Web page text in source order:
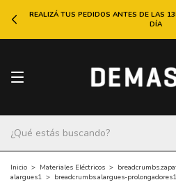
REALIZÁ TUS PEDIDOS ANTES DE LAS
DÍA
Inicio > Materiales Eléctricos >
alargues1 > breadcrumbs.alargues-prolongadores1